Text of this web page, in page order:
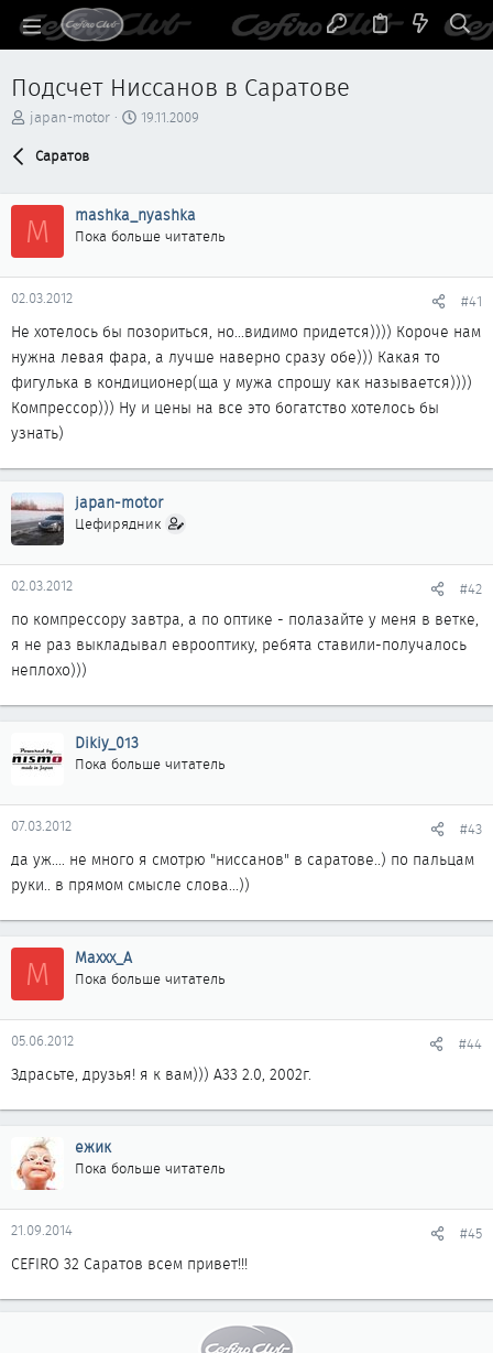
Подсчет Ниссанов в Саратове
А
т
е
м
ы
japan-motor
Д
а
ч
л
19.11.2009
Саратов
M mashka_nyashka
Пока больше читатель
02.03.2012 #41
Не хотелось бы позориться, но...видимо придется)))) Короче нам
нужна левая фара, а лучше наверно сразу обе))) Какая то
фигулька в кондиционер(ща у мужа спрошу как называется))))
Компрессор))) Ну и цены на все это богатство хотелось бы
узнать)
japan-motor
Цефирядник
02.03.2012 #42
по компрессору завтра, а по оптике - полазайте у меня в ветке,
я не раз выкладывал еврооптику, ребята ставили-получалось
неплохо)))
Dikiy_013
Пока больше читатель
07.03.2012 #43
да уж.... не много я смотрю "ниссанов" в саратове..) по пальцам
руки.. в прямом смысле слова...))
M Maxxx_A
Пока больше читатель
05.06.2012 #44
Здрасьте, друзья! я к вам))) А33 2.0, 2002г.
ежик
Пока больше читатель
21.09.2014 #45
CEFIRO 32 Саратов всем привет!!!